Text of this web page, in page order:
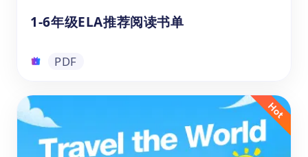
1-6年级ELA推荐阅读书单
PDF
1-6年级ELA推荐阅读书单
悟空ELA推荐阅读书单是专为6-12岁学生量身
定制的分级阅读指南，覆盖小学1至6年级。